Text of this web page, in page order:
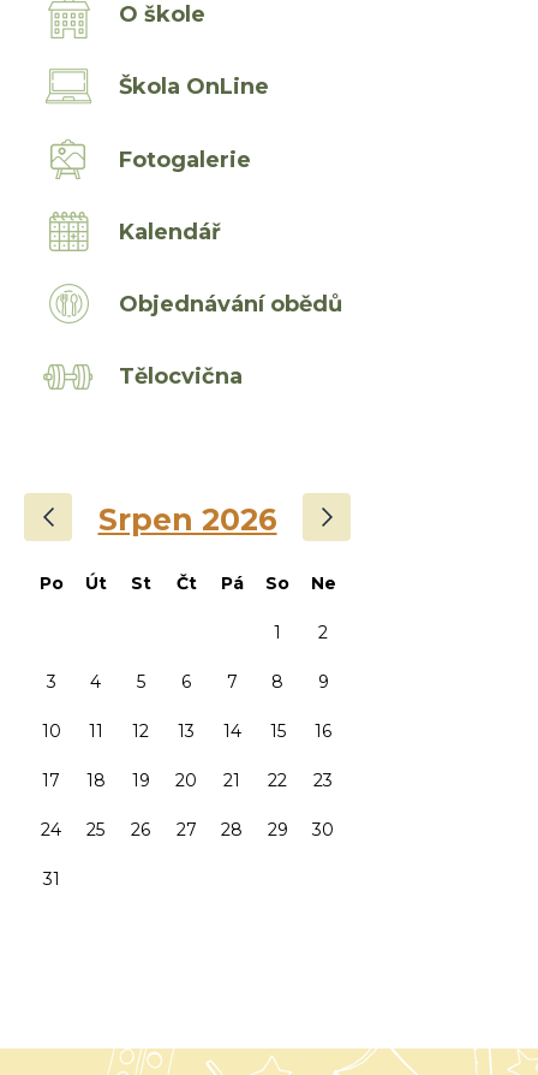
O škole
Škola OnLine
Fotogalerie
Kalendář
Objednávání obědů
Tělocvična
Srpen 2026 ›
Po Út St Čt Pá So Ne
1 2
3 4 5 6 7 8 9
10 11 12 13 14 15 16
17 18 19 20 21 22 23
24 25 26 27 28 29 30
31